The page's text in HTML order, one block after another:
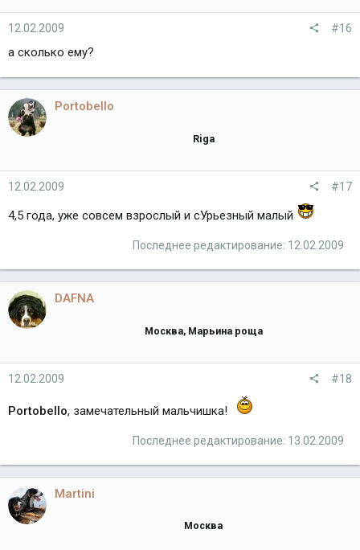
12.02.2009 #16
а сколько ему?
Portobello
Riga
12.02.2009 #17
4,5 года, уже совсем взрослый и сУрьезный малый
Последнее редактирование: 12.02.2009
DAFNA
Москва, Марьина роща
12.02.2009 #18
Portobello, замечательный мальчишка!
Последнее редактирование: 13.02.2009
Martini
Москва